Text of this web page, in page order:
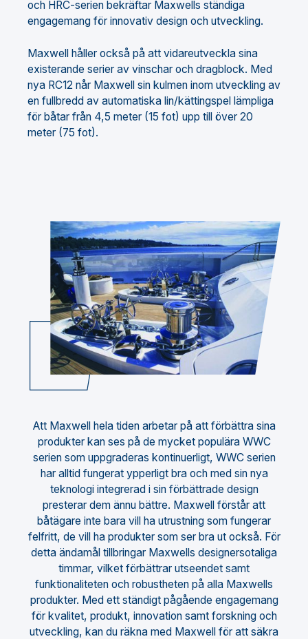
och HRC-serien bekräftar Maxwells ständiga
engagemang för innovativ design och utveckling.
Maxwell håller också på att vidareutveckla sina
existerande serier av vinschar och dragblock. Med
nya RC12 når Maxwell sin kulmen inom utveckling av
en fullbredd av automatiska lin/kättingspel lämpliga
för båtar från 4,5 meter (15 fot) upp till över 20
meter (75 fot).
Att Maxwell hela tiden arbetar på att förbättra sina
produkter kan ses på de mycket populära WWC
serien som uppgraderas kontinuerligt, WWC serien
har alltid fungerat ypperligt bra och med sin nya
teknologi integrerad i sin förbättrade design
presterar dem ännu bättre. Maxwell förstår att
båtägare inte bara vill ha utrustning som fungerar
felfritt, de vill ha produkter som ser bra ut också. För
detta ändamål tillbringar Maxwells designersotaliga
timmar, vilket förbättrar utseendet samt
funktionaliteten och robustheten på alla Maxwells
produkter. Med ett ständigt pågående engagemang
för kvalitet, produkt, innovation samt forskning och
utveckling, kan du räkna med Maxwell för att säkra